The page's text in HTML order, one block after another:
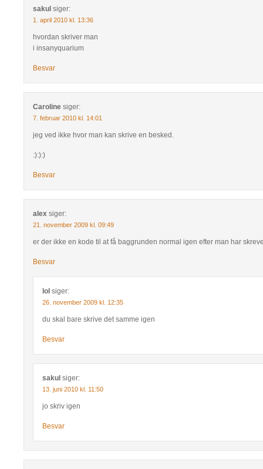
sakul siger:
1. april 2010 kl. 13:36
hvordan skriver man
i insanyquarium
Besvar
Caroline siger:
7. februar 2010 kl. 14:01
jeg ved ikke hvor man kan skrive en besked.
:):):)
Besvar
alex siger:
21. november 2009 kl. 09:49
er der ikke en kode til at få baggrunden normal igen efter man har
Besvar
lol siger:
26. november 2009 kl. 12:35
du skal bare skrive det samme igen
Besvar
sakul siger:
13. juni 2010 kl. 11:50
jo skriv igen
Besvar